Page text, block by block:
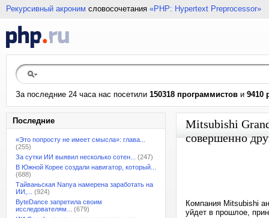
Рекурсивный акроним словосочетания «PHP: Hypertext Preprocessor»
За последние 24 часа нас посетили 150318 программистов и 9410
Последние
«Это попросту не имеет смысла»: глава...
(255)
За сутки ИИ выявил несколько сотен...
(247)
В Южной Корее создали навигатор, который...
(688)
Тайваньская Nanya намерена заработать на
ИИ,...
(924)
ByteDance запретила своим
исследователям...
(679)
Mitsubishi
совершенно
Компания Mitsubishi
уйдет в прошлое,